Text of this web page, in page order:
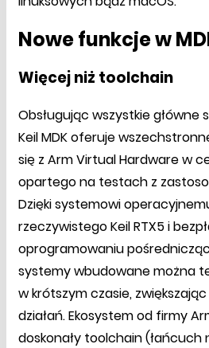
Nowe funkcje w
Więcej niż toolchain
Obsługując wszystkie
Keil MDK oferuje
się z Arm Virtual Hardware w
opartego na testach z
Dzięki systemowi
rzeczywistego Keil RTX5 i
oprogramowaniu
systemy wbudowane można
w krótszym czasie,
działań. Ekosystem od firmy
doskonały toolchain (łańcuch